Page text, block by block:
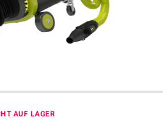
AUF LAGER